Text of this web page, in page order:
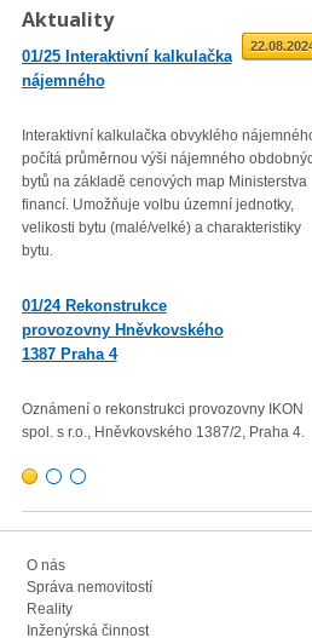
Aktuality
01/25 Interaktivní kalkulačka
nájemného
Interaktivní kalkulačka obvyklého
počítá průměrnou výši nájemného
bytů na základě cenových map Ministerstva
financí. Umožňuje volbu územní jednotky,
velikosti bytu (malé/velké) a charakteristiky
bytu.
01/24 Rekonstrukce
provozovny Hněvkovského
1387 Praha 4
Oznámení o rekonstrukci provozovny IKON
spol. s r.o., Hněvkovského 1387/2, Praha 4.
O nás
Správa nemovitostí
Reality
Inženýrská činnost